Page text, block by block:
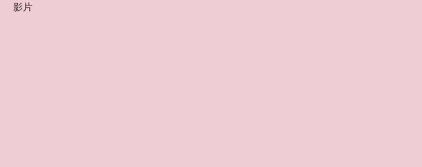
影片